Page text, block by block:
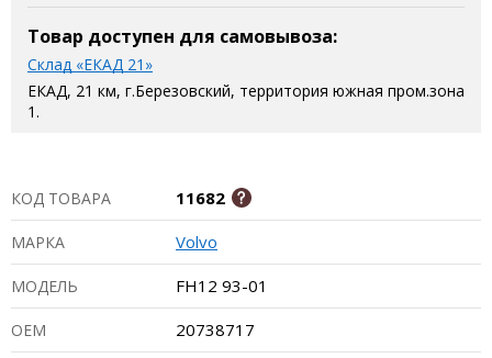
Товар доступен для самовывоза:
Склад «ЕКАД 21»
ЕКАД, 21 км, г.Березовский, территория южная пром.зона
1.
КОД ТОВАРА 11682
МАРКА Volvo
МОДЕЛЬ FH12 93-01
ОЕМ 20738717